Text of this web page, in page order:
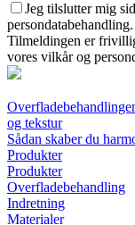
Jeg tilslutter mig
persondatabehandling.
Tilmeldingen er
vores vilkår og
og tekstur
Sådan skaber du
Produkter
Produkter
Overfladebehandling
Indretning
Materialer